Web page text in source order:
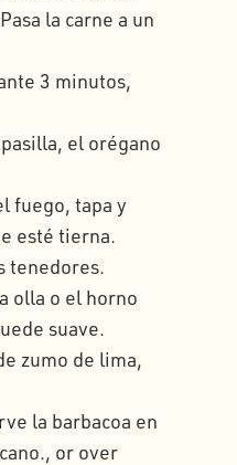
la carne a un
3 minutos,
el orégano
fuego, tapa y
esté tierna.
tenedores.
olla o el horno
suave.
zumo de lima,
la barbacoa en
or over